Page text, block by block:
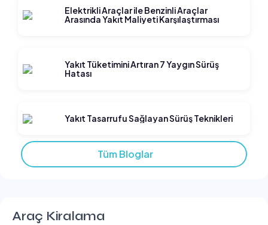
Elektrikli Araçlar ile Benzinli Araçlar
Arasında Yakıt Maliyeti Karşılaştırması
Yakıt Tüketimini Artıran 7 Yaygın Sürüş
Hatası
Yakıt Tasarrufu Sağlayan Sürüş Teknikleri
Tüm Bloglar
Araç Kiralama